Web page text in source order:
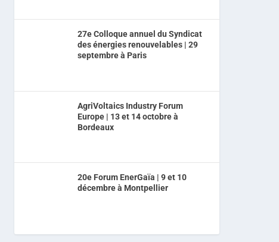
27e Colloque annuel du Syndicat
des énergies renouvelables | 29
septembre à Paris
AgriVoltaics Industry Forum
Europe | 13 et 14 octobre à
Bordeaux
20e Forum EnerGaïa | 9 et 10
décembre à Montpellier